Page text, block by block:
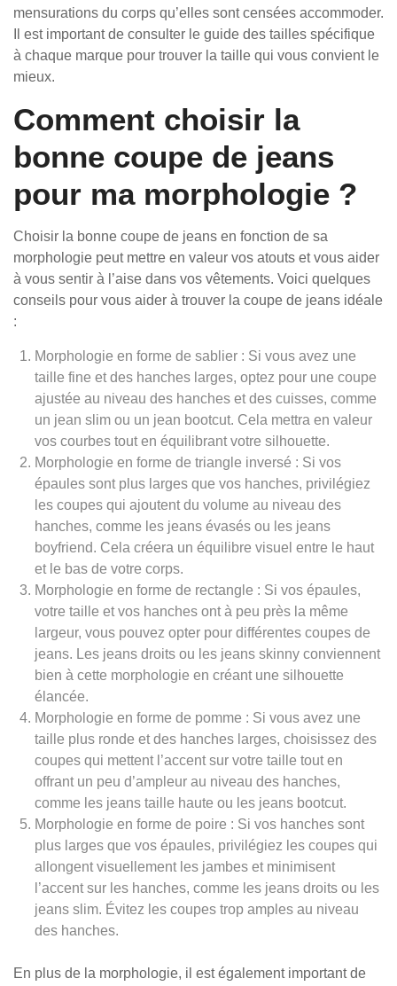
mensurations du corps qu’elles sont censées accommoder.
Il est important de consulter le guide des tailles spécifique
à chaque marque pour trouver la taille qui vous convient le
mieux.
Comment choisir la
bonne coupe de jeans
pour ma morphologie ?
Choisir la bonne coupe de jeans en fonction de sa
morphologie peut mettre en valeur vos atouts et vous aider
à vous sentir à l’aise dans vos vêtements. Voici quelques
conseils pour vous aider à trouver la coupe de jeans idéale
:
Morphologie en forme de sablier : Si vous avez une
taille fine et des hanches larges, optez pour une coupe
ajustée au niveau des hanches et des cuisses, comme
un jean slim ou un jean bootcut. Cela mettra en valeur
vos courbes tout en équilibrant votre silhouette.
Morphologie en forme de triangle inversé : Si vos
épaules sont plus larges que vos hanches, privilégiez
les coupes qui ajoutent du volume au niveau des
hanches, comme les jeans évasés ou les jeans
boyfriend. Cela créera un équilibre visuel entre le haut
et le bas de votre corps.
Morphologie en forme de rectangle : Si vos épaules,
votre taille et vos hanches ont à peu près la même
largeur, vous pouvez opter pour différentes coupes de
jeans. Les jeans droits ou les jeans skinny conviennent
bien à cette morphologie en créant une silhouette
élancée.
Morphologie en forme de pomme : Si vous avez une
taille plus ronde et des hanches larges, choisissez des
coupes qui mettent l’accent sur votre taille tout en
offrant un peu d’ampleur au niveau des hanches,
comme les jeans taille haute ou les jeans bootcut.
Morphologie en forme de poire : Si vos hanches sont
plus larges que vos épaules, privilégiez les coupes qui
allongent visuellement les jambes et minimisent
l’accent sur les hanches, comme les jeans droits ou les
jeans slim. Évitez les coupes trop amples au niveau
des hanches.
En plus de la morphologie, il est également important de